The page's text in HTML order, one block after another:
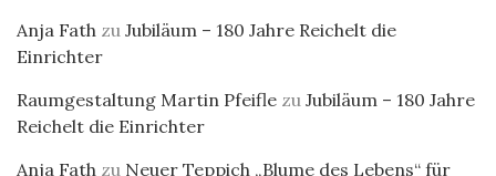
Anja Fath zu Jubiläum – 180 Jahre Reichelt die
Einrichter
Raumgestaltung Martin Pfeifle zu Jubiläum – 180 Jahre
Reichelt die Einrichter
Anja Fath zu Neuer Teppich „Blume des Lebens“ für